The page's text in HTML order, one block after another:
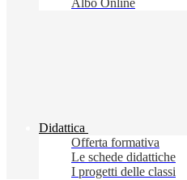
Albo Online
Didattica
Offerta formativa
Le schede didattiche
I progetti delle classi